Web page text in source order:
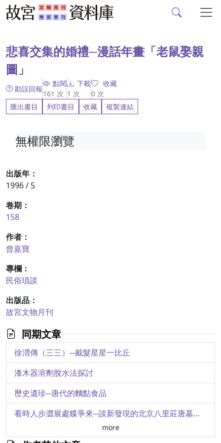
悲喜交集的婚禮─漫話年畫「老鼠娶親
圖」
勘誤回報
點閱
161 次
下載
1 次
收藏
0 次
匯出書目
列印書目 收藏 複製連結
出版年：
1996 / 5
卷期：
158
作者：
曾嘉寶
專欄：
民俗瑣談
出版品：
故宮文物月刊
同期文章
徐渭傳（三三）─戴髮星星一比丘
漆木器溶劑脫水法探討
歷史遺珍─唐代的麵點食品
看時人步澀展處蝶爭來─談新發現的北京八里莊唐墓花鳥壁畫
論兩宋人物畫的形質之變（下）
more
無權限瀏覽